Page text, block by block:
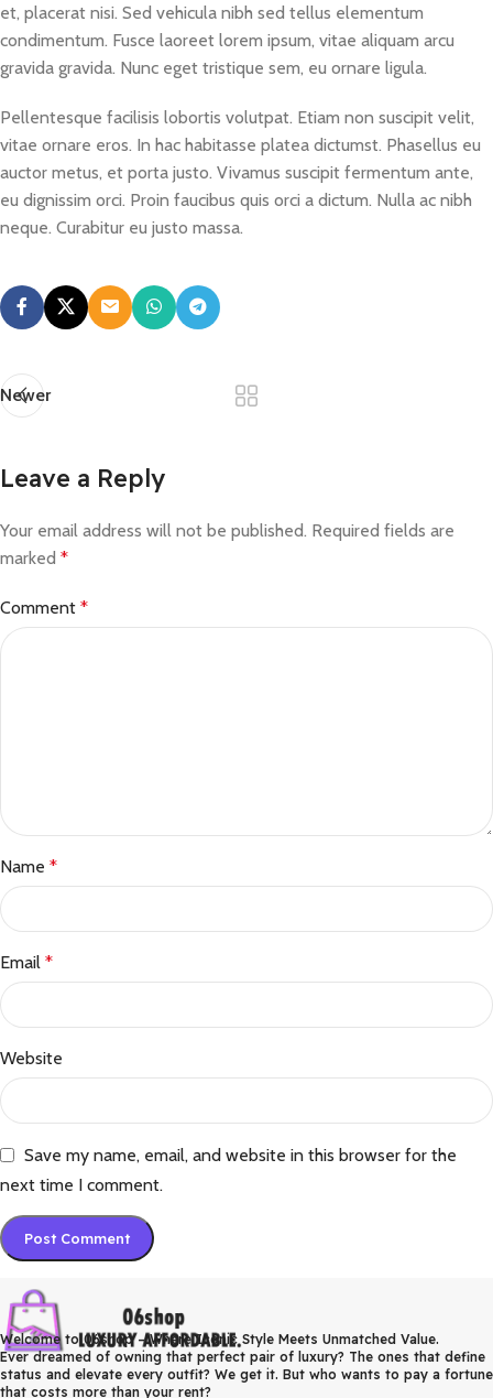
et, placerat nisi. Sed vehicula nibh sed tellus elementum
condimentum. Fusce laoreet lorem ipsum, vitae aliquam arcu
gravida gravida. Nunc eget tristique sem, eu ornare ligula.
Pellentesque facilisis lobortis volutpat. Etiam non suscipit velit,
vitae ornare eros. In hac habitasse platea dictumst. Phasellus eu
auctor metus, et porta justo. Vivamus suscipit fermentum ante,
eu dignissim orci. Proin faucibus quis orci a dictum. Nulla ac nibh
neque. Curabitur eu justo massa.
Newer
Leave a Reply
Your email address will not be published. Required fields are
marked *
Comment *
Name *
Email *
Website
Save my name, email, and website in this browser for the
next time I comment.
Welcome to 06shop – Where Iconic Style Meets Unmatched Value.
Ever dreamed of owning that perfect pair of luxury? The ones that define
status and elevate every outfit? We get it. But who wants to pay a fortune
that costs more than your rent?